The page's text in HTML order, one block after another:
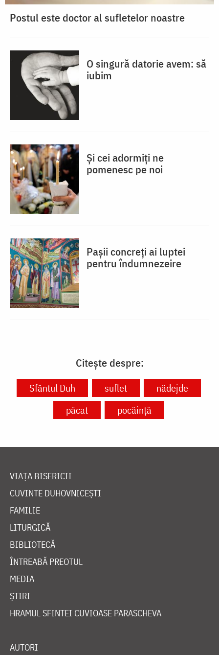
Postul este doctor al sufletelor noastre
O singură datorie avem: să
iubim
Și cei adormiți ne
pomenesc pe noi
Pașii concreți ai luptei
pentru îndumnezeire
Citește despre:
Sfântul Duh suflet
nădejde
păcat
pocăință
VIAȚA BISERICII
CUVINTE DUHOVNICEȘTI
FAMILIE
LITURGICĂ
BIBLIOTECĂ
ÎNTREABĂ PREOTUL
MEDIA
ȘTIRI
HRAMUL SFINTEI CUVIOASE PARASCHEVA
AUTORI